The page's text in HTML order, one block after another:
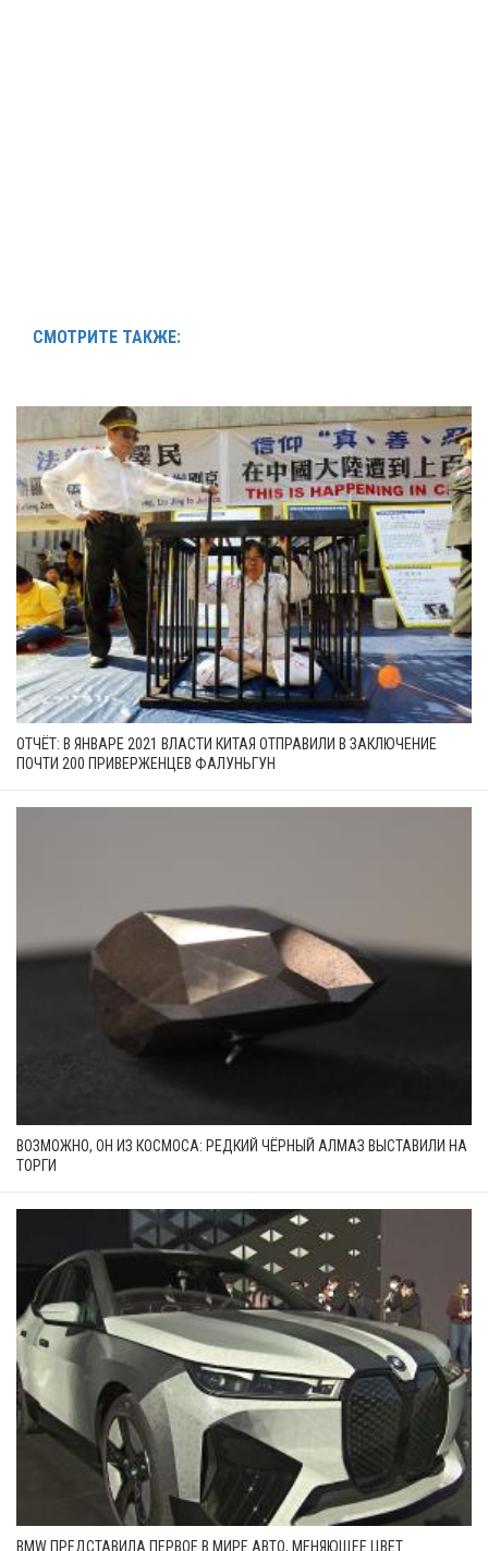
СМОТРИТЕ ТАКЖЕ:
ОТЧЁТ: В ЯНВАРЕ 2021 ВЛАСТИ КИТАЯ ОТПРАВИЛИ В ЗАКЛЮЧЕНИЕ
ПОЧТИ 200 ПРИВЕРЖЕНЦЕВ ФАЛУНЬГУН
ВОЗМОЖНО, ОН ИЗ КОСМОСА: РЕДКИЙ ЧЁРНЫЙ АЛМАЗ ВЫСТАВИЛИ НА
ТОРГИ
BMW ПРЕДСТАВИЛА ПЕРВОЕ В МИРЕ АВТО, МЕНЯЮЩЕЕ ЦВЕТ